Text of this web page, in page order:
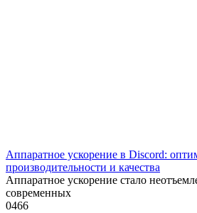
Аппаратное ускорение в Discord:
производительности и качества
Аппаратное ускорение стало
современных
0466